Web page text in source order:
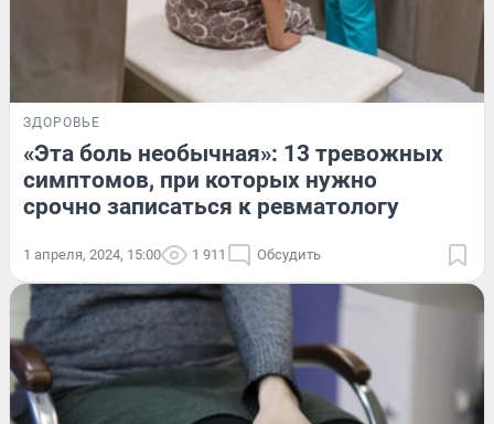
ЗДОРОВЬЕ
«Эта боль необычная»: 13 тревожных
симптомов, при которых нужно
срочно записаться к ревматологу
1 апреля, 2024, 15:00 1 911 Обсудить